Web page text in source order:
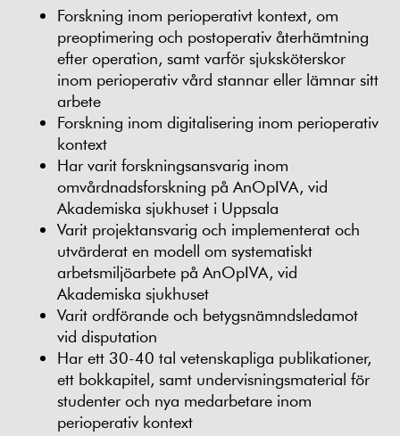
Forskning inom perioperativt kontext, om
preoptimering och postoperativ återhämtning
efter operation, samt varför sjuksköterskor
inom perioperativ vård stannar eller lämnar sitt
arbete
Forskning inom digitalisering inom perioperativ
kontext
Har varit forskningsansvarig inom
omvårdnadsforskning på AnOpIVA, vid
Akademiska sjukhuset i Uppsala
Varit projektansvarig och implementerat och
utvärderat en modell om systematiskt
arbetsmiljöarbete på AnOpIVA, vid
Akademiska sjukhuset
Varit ordförande och betygsnämndsledamot
vid disputation
Har ett 30-40 tal vetenskapliga publikationer,
ett bokkapitel, samt undervisningsmaterial för
studenter och nya medarbetare inom
perioperativ kontext